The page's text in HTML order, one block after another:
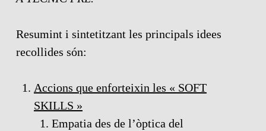
Resumint i sintetitzant les principals idees
recollides són:
Accions que enforteixin les « SOFT
SKILLS »
Empatia des de l’òptica del